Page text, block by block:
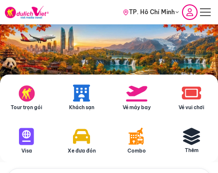
TP. Hồ Chí Minh
Tour trọn gói Khách sạn Vé máy bay Vé vui chơi
Visa Xe đưa đón Combo Thêm